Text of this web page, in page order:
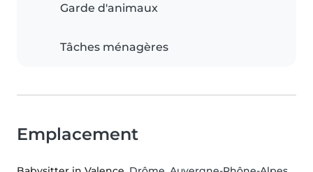
Garde d'animaux
Tâches ménagères
Emplacement